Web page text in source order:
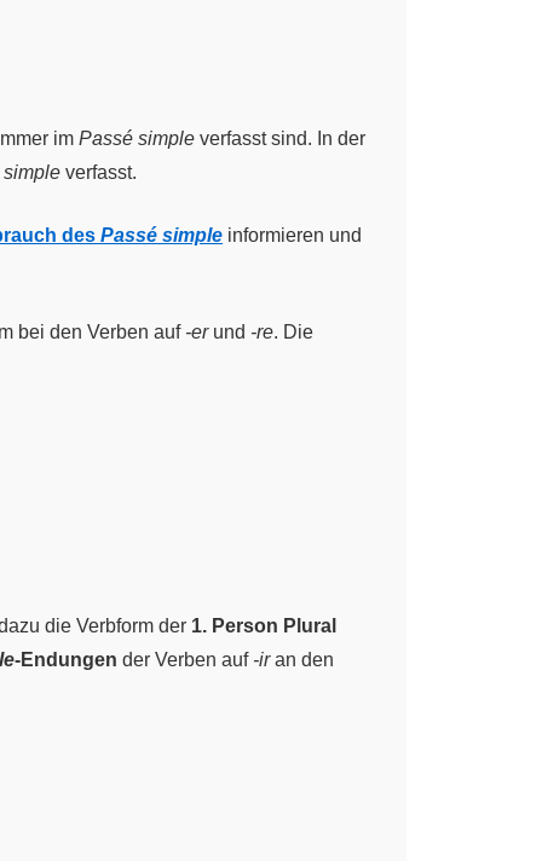
im Passé simple verfasst sind. In der
verfasst.
des Passé simple informieren und
bei den Verben auf -erund -re. Die
die Verbform der 1. Person Plural
-Endungen der Verben auf -iran den